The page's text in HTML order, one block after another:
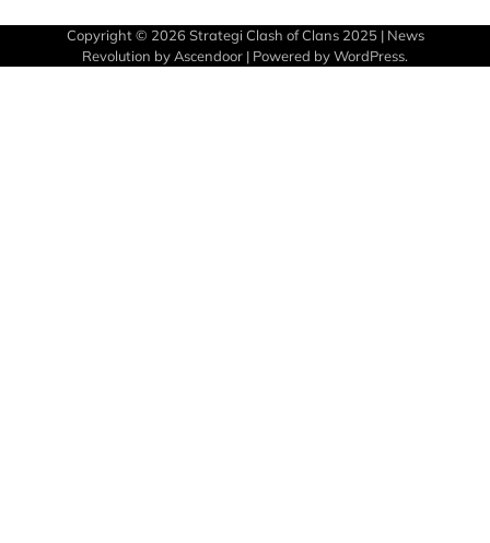
Copyright © 2026 Strategi Clash of Clans 2025| News
Revolution by Ascendoor | Powered byWordPress.